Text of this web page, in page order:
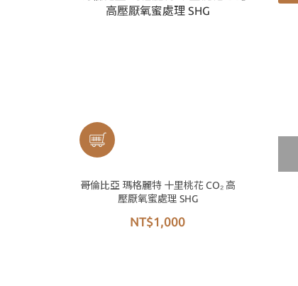
哥倫比亞 瑪格麗特 十里桃花 CO₂ 高
壓厭氧蜜處理 SHG
NT$1,000